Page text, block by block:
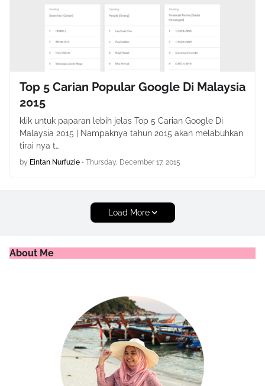
Top 5 Carian Popular Google Di Malaysia
2015
klik untuk paparan lebih jelas Top 5 Carian Google Di
Malaysia 2015 | Nampaknya tahun 2015 akan melabuhkan
tirai nya t…
by Eintan Nurfuzie • Thursday, December 17, 2015
Load More
About Me